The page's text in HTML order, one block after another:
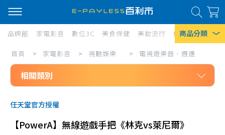
商品分類
熱門搜尋
風扇
品牌館 家電影音 數位3C 美食保健 美妝流行 傢俱寢具 居
家
電
影
音/
首頁 > 家電影音 > 視聽娛樂 > 電視遊樂器、週邊
相關類別
品牌電視
任天堂官方授權
【PowerA】無線遊戲手把《林克vs萊尼爾》